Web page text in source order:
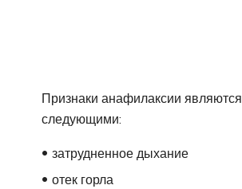
Признаки анафилаксии являются
следующими:
затрудненное дыхание
отек горла